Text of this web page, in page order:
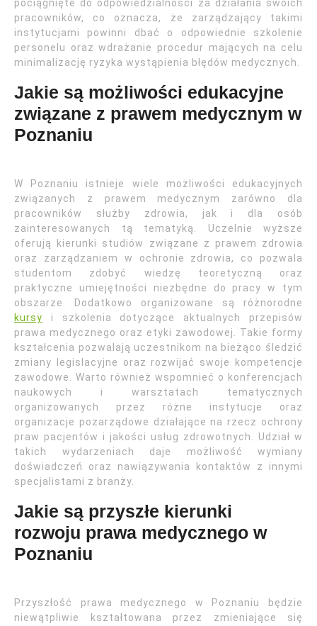
pociągnięte do odpowiedzialności za działania swoich
pracowników, co oznacza, że zarządzający takimi
instytucjami powinni dbać o odpowiednie szkolenie
personelu oraz wdrażanie procedur mających na celu
minimalizację ryzyka wystąpienia błędów medycznych.
Jakie są możliwości edukacyjne
związane z prawem medycznym w
Poznaniu
W Poznaniu istnieje wiele możliwości edukacyjnych
związanych z prawem medycznym zarówno dla
pracowników służby zdrowia, jak i dla osób
zainteresowanych tą tematyką. Uczelnie wyższe
oferują kierunki studiów związane z prawem zdrowia
oraz zarządzaniem w ochronie zdrowia, co pozwala
studentom zdobyć wiedzę teoretyczną oraz
praktyczne umiejętności niezbędne do pracy w tym
obszarze. Dodatkowo organizowane są różnorodne
kursy i szkolenia dotyczące aktualnych przepisów
prawa medycznego oraz etyki zawodowej. Takie formy
kształcenia pozwalają uczestnikom na bieżąco śledzić
zmiany legislacyjne oraz rozwijać swoje kompetencje
zawodowe. Warto również wspomnieć o konferencjach
naukowych i warsztatach tematycznych
organizowanych przez różne instytucje oraz
organizacje pozarządowe działające na rzecz ochrony
praw pacjentów i jakości usług zdrowotnych. Udział w
takich wydarzeniach daje możliwość wymiany
doświadczeń oraz nawiązywania kontaktów z innymi
specjalistami z branży.
Jakie są przyszłe kierunki
rozwoju prawa medycznego w
Poznaniu
Przyszłość prawa medycznego w Poznaniu będzie
niewątpliwie kształtowana przez zmieniające się